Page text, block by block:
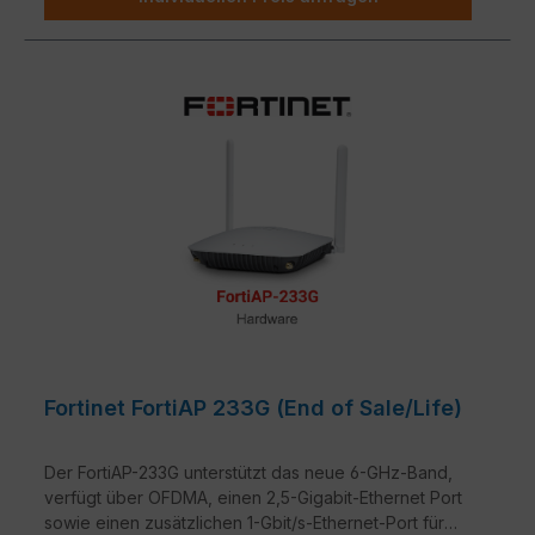
Fortinet FortiAP 233G (End of Sale/Life)
Der FortiAP-233G unterstützt das neue 6-GHz-Band,
verfügt über OFDMA, einen 2,5-Gigabit-Ethernet Port
sowie einen zusätzlichen 1-Gbit/s-Ethernet-Port für